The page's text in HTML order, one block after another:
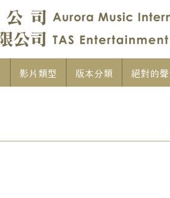
影片類型 版本分類 絕對的